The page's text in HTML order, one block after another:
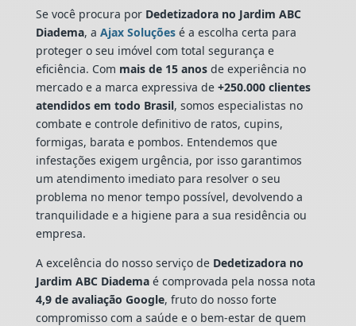
Se você procura por Dedetizadora no Jardim ABC
Diadema, a Ajax Soluçõesé a escolha certa para
proteger o seu imóvel com total segurança e
eficiência. Com mais de 15 anosde experiência no
mercado e a marca expressiva de+250.000 clientes
atendidos em todo Brasil, somos especialistas no
combate e controle definitivo de ratos, cupins,
formigas, barata e pombos. Entendemos que
infestações exigem urgência, por isso garantimos
um atendimento imediato para resolver o seu
problema no menor tempo possível, devolvendo a
tranquilidade e a higiene para a sua residência ou
empresa.
A excelência do nosso serviço de Dedetizadora no
Jardim ABC Diademaé comprovada pela nossa nota
4,9 de avaliação Google, fruto do nosso forte
compromisso com a saúde e o bem-estar de quem